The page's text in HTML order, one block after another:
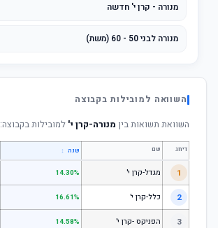
מנורה - קרן י' חדשה
מנורה לבני 50 - 60 (משת)
השוואה למובילות בקבוצה
השוואת תשואות בין מנורה-קרן י' למובילות בקבוצה:
דירוג שם שנה ↕
1 מגדל-קרן י' 14.30%
2 כלל-קרן י' 16.61%
3 הפניקס -קרן י' 14.58%